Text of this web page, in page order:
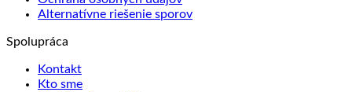
môžete
na
produktu.
Alternatívne riešenie sporov
Spolupráca
Kontakt
Kto sme